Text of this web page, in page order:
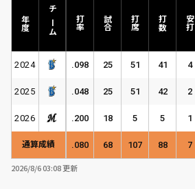
年度 チーム 打率 試合 打席 打数 安打
2024 .098 25 51 41 4
2025 .048 25 51 42 2
2026 .200 18 5 5 1
通算成績 .080 68 107 88 7
2026/8/6 03:08 更新